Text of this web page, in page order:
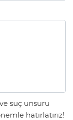
suç unsuru
hatırlatırız!